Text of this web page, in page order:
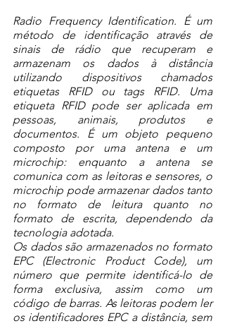
Radio Frequency Identification. É um
método de identificação através de
sinais de rádio que recuperam e
armazenam os dados à distância
utilizando dispositivos chamados
etiquetas RFID ou tags RFID. Uma
etiqueta RFID pode ser aplicada em
pessoas, animais, produtos e
documentos. É um objeto pequeno
composto por uma antena e um
microchip: enquanto a antena se
comunica com as leitoras e sensores, o
microchip pode armazenar dados tanto
no formato de leitura quanto no
formato de escrita, dependendo da
tecnologia adotada.
Os dados são armazenados no formato
EPC (Electronic Product Code), um
número que permite identificá-lo de
forma exclusiva, assim como um
código de barras. As leitoras podem ler
os identificadores EPC a distância, sem